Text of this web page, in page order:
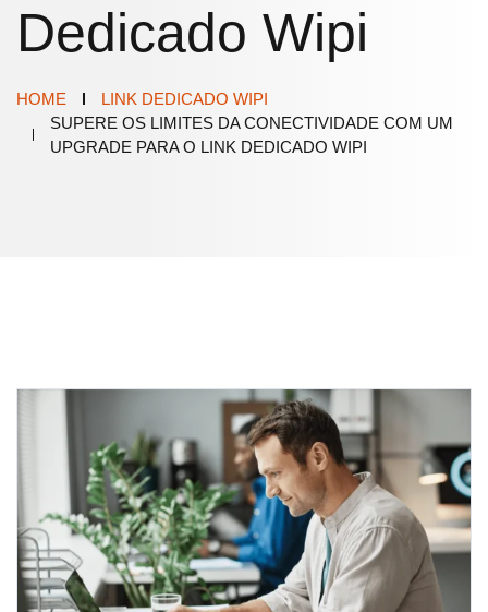
Dedicado Wipi
HOME
LINK DEDICADO WIPI
SUPERE OS LIMITES DA CONECTIVIDADE COM UM
UPGRADE PARA O LINK DEDICADO WIPI